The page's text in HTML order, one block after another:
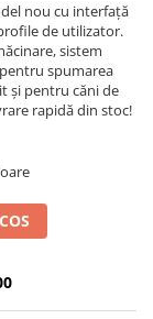
nou cu interfață
de utilizator.
sistem
spumarea
și pentru căni de
rapidă din stoc!